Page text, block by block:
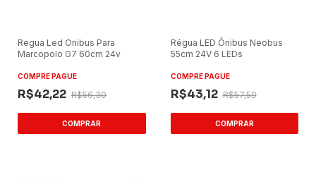
Regua Led Onibus Para
Marcopolo G7 60cm 24v
COMPRE PAGUE
R$42,22 R$56,30
Régua LED Ônibus Neobus
55cm 24V 6 LEDs
COMPRE PAGUE
R$43,12 R$57,50